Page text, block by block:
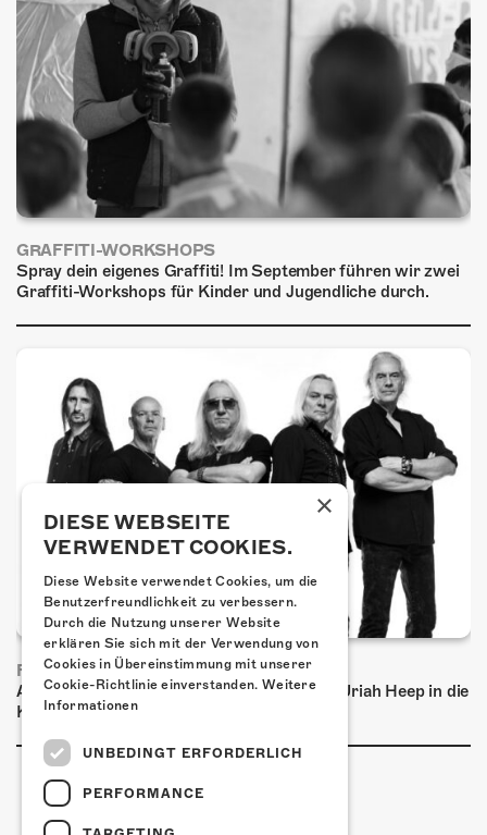
GRAFFITI-WORKSHOPS
Spray dein eigenes Graffiti! Im September führen wir zwei
Graffiti-Workshops für Kinder und Jugendliche durch.
FRISCH BESTÄTIGT: URIAH HEEP
Am Sonntag, 15. November 2026 kommen Uriah Heep in die
Kulturfabrik Kofmehl!
×
DIESE WEBSEITE
VERWENDET COOKIES.
Diese Website verwendet Cookies, um die
Benutzerfreundlichkeit zu verbessern.
Durch die Nutzung unserer Website
erklären Sie sich mit der Verwendung von
Cookies in Übereinstimmung mit unserer
Cookie-Richtlinie einverstanden. Weitere
Informationen
UNBEDINGT ERFORDERLICH
PERFORMANCE